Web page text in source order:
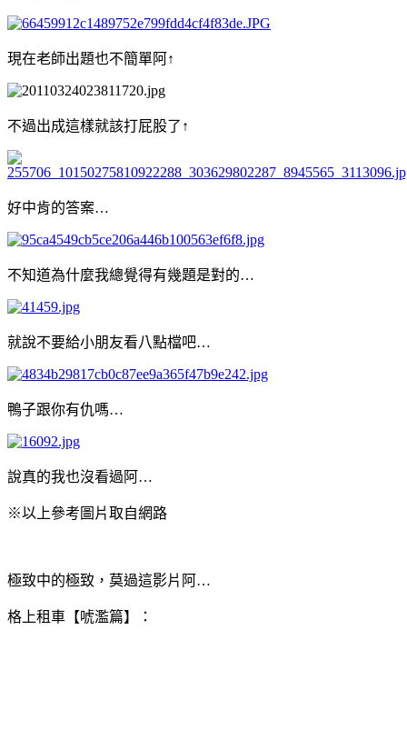
現在老師出題也不簡單阿↑
不過出成這樣就該打屁股了↑
好中肯的答案…
不知道為什麼我總覺得有幾題是對的…
就說不要給小朋友看八點檔吧…
鴨子跟你有仇嗎…
說真的我也沒看過阿…
※以上參考圖片取自網路
極致中的極致，莫過這影片阿…
格上租車【唬濫篇】：